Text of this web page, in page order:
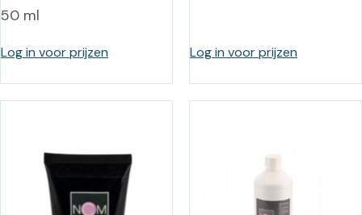
50 ml
Log in voor prijzen Log in voor prijzen